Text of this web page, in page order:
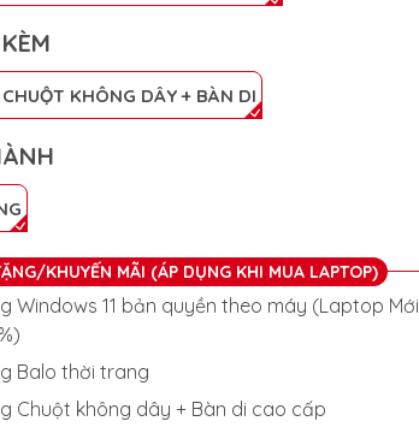
KHÔNG DÂY + BÀN DI
KHUYẾN MÃI (ÁP DỤNG KHI MUA LAPTOP)
Windows 11 bản quyền theo máy (Laptop Mới
Balo thời trang
Chuột không dây + Bàn di cao cấp